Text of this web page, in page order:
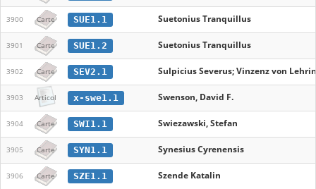
3900 Carte SUE1.1 Suetonius Tranquillus
3901 Carte SUE1.2 Suetonius Tranquillus
3902 Carte SEV2.1 Sulpicius Severus; Vinzenz von
3903 Articol x-swe1.1 Swenson, David F.
3904 Carte SWI1.1 Swiezawski, Stefan
3905 Carte SYN1.1 Synesius Cyrenensis
3906 Carte SZE1.1 Szende Katalin